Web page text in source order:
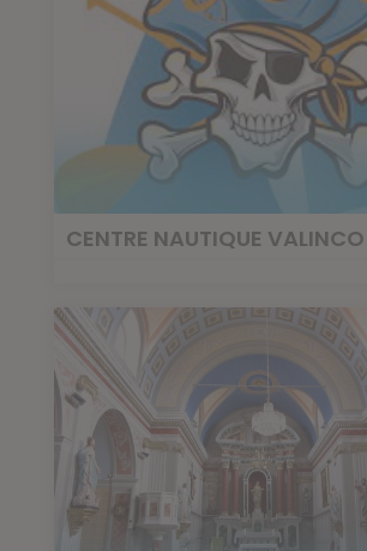
CENTRE NAUTIQUE VALINCO